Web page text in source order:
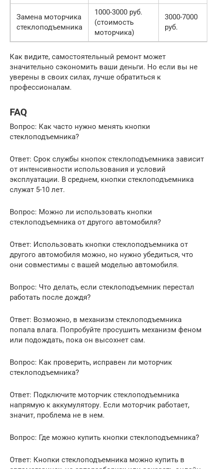
Замена моторчика
стеклоподъемника
1000-3000 руб.
(стоимость
моторчика)
3000-7000
руб.
Как видите, самостоятельный ремонт может
значительно сэкономить ваши деньги. Но если вы не
уверены в своих силах, лучше обратиться к
профессионалам.
FAQ
Вопрос: Как часто нужно менять кнопки
стеклоподъемника?
Ответ: Срок службы кнопок стеклоподъемника зависит
от интенсивности использования и условий
эксплуатации. В среднем, кнопки стеклоподъемника
служат 5-10 лет.
Вопрос: Можно ли использовать кнопки
стеклоподъемника от другого автомобиля?
Ответ: Использовать кнопки стеклоподъемника от
другого автомобиля можно, но нужно убедиться, что
они совместимы с вашей моделью автомобиля.
Вопрос: Что делать, если стеклоподъемник перестал
работать после дождя?
Ответ: Возможно, в механизм стеклоподъемника
попала влага. Попробуйте просушить механизм феном
или подождать, пока он высохнет сам.
Вопрос: Как проверить, исправен ли моторчик
стеклоподъемника?
Ответ: Подключите моторчик стеклоподъемника
напрямую к аккумулятору. Если моторчик работает,
значит, проблема не в нем.
Вопрос: Где можно купить кнопки стеклоподъемника?
Ответ: Кнопки стеклоподъемника можно купить в